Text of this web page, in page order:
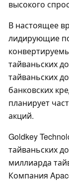
высокого
В настоящее
лидирующие
тайваньских
тайваньских
банковских
планирует
акций.
Goldkey
тайваньских
миллиарда
Компания